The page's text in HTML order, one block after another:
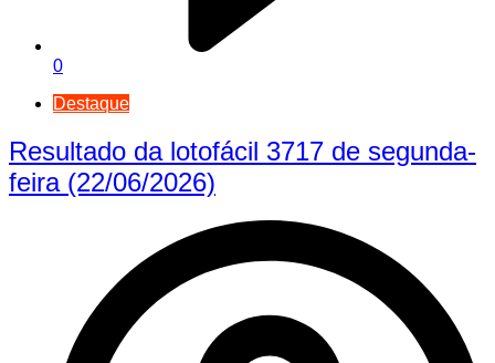
0
Destaque
Resultado da lotofácil 3717 de segunda-
feira (22/06/2026)